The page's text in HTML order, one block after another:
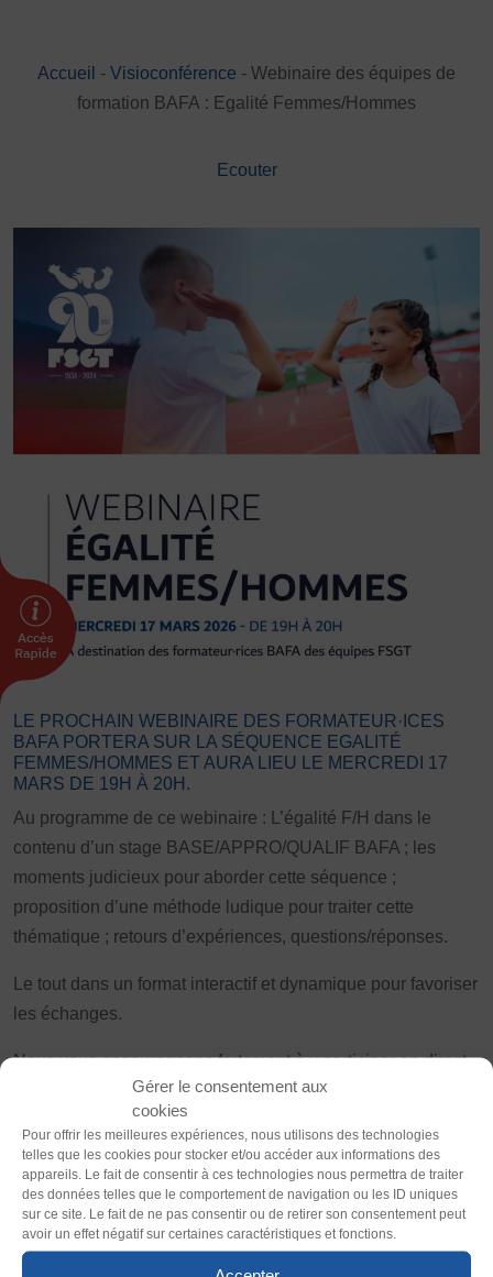
Gérer le consentement aux
cookies
Pour offrir les meilleures expériences, nous utilisons des technologies
telles que les cookies pour stocker et/ou accéder aux informations des
appareils. Le fait de consentir à ces technologies nous permettra de traiter
des données telles que le comportement de navigation ou les ID uniques
sur ce site. Le fait de ne pas consentir ou de retirer son consentement peut
avoir un effet négatif sur certaines caractéristiques et fonctions.
Écologie
Sport avec les exilés
ÉTHIQUE SPORTIVE
Signalement violences sexistes et sexuelles
Protéger les pratiquant.es
Préserver le pacte républicain
FORMATION
Livret de l’animateur·trice
Brevet Fédéral
BAFA
Officiel·les
Formateur.trice.s
ORGANISME DE FORMATION
Certificat de qualification professionnelle ALS
Certificat de qualification professionnelle
TSARE
INTERNATIONAL
Échanges internationaux
Vivicittà
JE SOUHAITE M’AFFILIER
Affiliation
Réaffiliation
Prise de licence
JE SOUHAITE TROUVER UN COMITÉ
Accueil - Visioconférence - Webinaire des équipes de
formation BAFA : Egalité Femmes/Hommes
Ecouter
LE PROCHAIN WEBINAIRE DES FORMATEUR·ICES
BAFA PORTERA SUR LA SÉQUENCE EGALITÉ
FEMMES/HOMMES ET AURA LIEU LE MERCREDI 17
MARS DE 19H À 20H.
Au programme de ce webinaire : L’égalité F/H dans le
contenu d’un stage BASE/APPRO/QUALIF BAFA ; les
moments judicieux pour aborder cette séquence ;
proposition d’une méthode ludique pour traiter cette
thématique ; retours d’expériences, questions/réponses.
Le tout dans un format interactif et dynamique pour favoriser
les échanges.
Nous vous encourageons fortement à y participer en direct
pour bénéficier des échanges. Pour celles et ceux qui ne
seraient pas disponibles, un enregistrement en replay sera
proposé.
Pour recevoir le lien de connexion et le replay, merci de
vous inscrire via ce formulaire avant le 16 mars.
Thème
Clair Sombre
Police (dyslexie)
Défaut Adapter
Taille du texte